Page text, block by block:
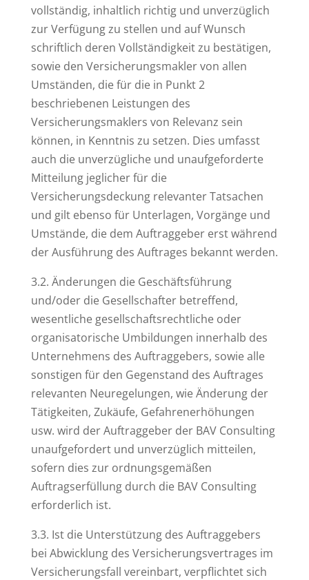
vollständig, inhaltlich richtig und unverzüglich
zur Verfügung zu stellen und auf Wunsch
schriftlich deren Vollständigkeit zu bestätigen,
sowie den Versicherungsmakler von allen
Umständen, die für die in Punkt 2
beschriebenen Leistungen des
Versicherungsmaklers von Relevanz sein
können, in Kenntnis zu setzen. Dies umfasst
auch die unverzügliche und unaufgeforderte
Mitteilung jeglicher für die
Versicherungsdeckung relevanter Tatsachen
und gilt ebenso für Unterlagen, Vorgänge und
Umstände, die dem Auftraggeber erst während
der Ausführung des Auftrages bekannt werden.
3.2. Änderungen die Geschäftsführung
und/oder die Gesellschafter betreffend,
wesentliche gesellschaftsrechtliche oder
organisatorische Umbildungen innerhalb des
Unternehmens des Auftraggebers, sowie alle
sonstigen für den Gegenstand des Auftrages
relevanten Neuregelungen, wie Änderung der
Tätigkeiten, Zukäufe, Gefahrenerhöhungen
usw. wird der Auftraggeber der BAV Consulting
unaufgefordert und unverzüglich mitteilen,
sofern dies zur ordnungsgemäßen
Auftragserfüllung durch die BAV Consulting
erforderlich ist.
3.3. Ist die Unterstützung des Auftraggebers
bei Abwicklung des Versicherungsvertrages im
Versicherungsfall vereinbart, verpflichtet sich